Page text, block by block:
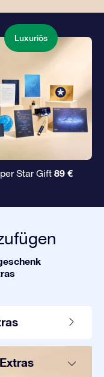
Luxuriös
Star Gift 89 €